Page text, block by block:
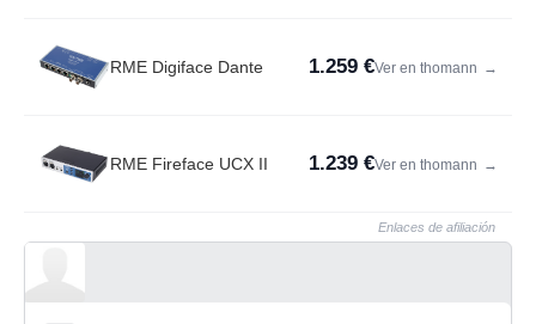
RME Digiface Dante 1.259 €Ver en thomann →
RME Fireface UCX II 1.239 €Ver en thomann →
Enlaces de afiliación